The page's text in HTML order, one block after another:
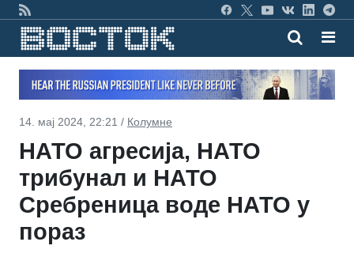
14. мај 2024, 22:21 / Колумне
НАТО агресија, НАТО
трибунал и НАТО
Сребреница воде НАТО у
пораз